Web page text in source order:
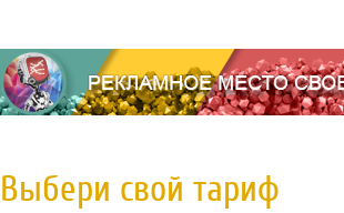
Выбери свой тариф